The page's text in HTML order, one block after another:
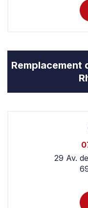
Remplacement
29 Av.